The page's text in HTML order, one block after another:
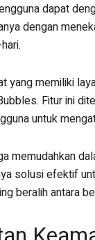
dapat
dengan
yang memiliki
Fitur ini
untuk
memudahkan
solusi efektif
beralih antara